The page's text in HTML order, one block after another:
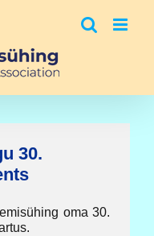
30.
oma 30.